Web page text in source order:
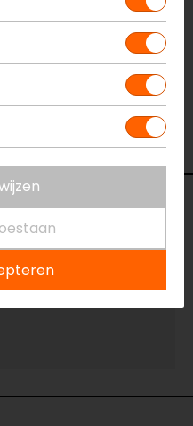
Verwarmde Jas